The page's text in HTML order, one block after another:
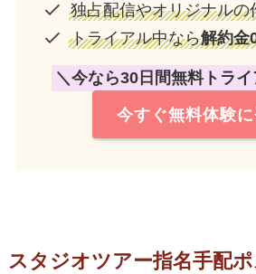
独占配信やオリジナルの
トライアル中なら解約金
＼今なら30日間無料トラ
今すぐ無料体験
スタジオツアー指名手配